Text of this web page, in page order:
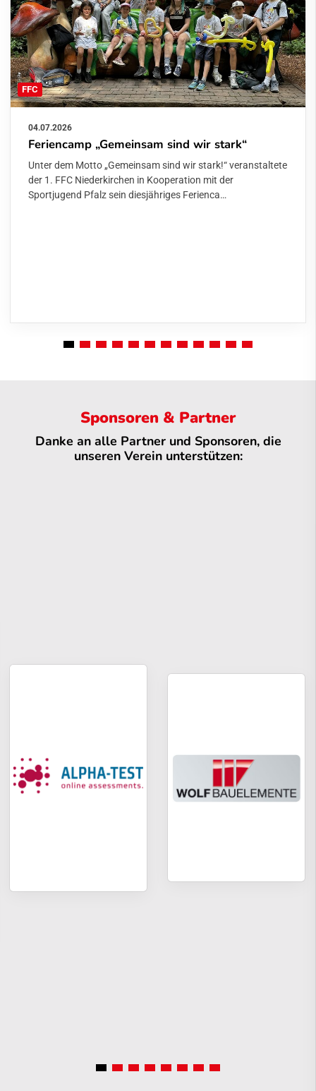
FFC
04.07.2026
Feriencamp „Gemeinsam sind wir stark“
Unter dem Motto „Gemeinsam sind wir stark!“ veranstaltete
der 1. FFC Niederkirchen in Kooperation mit der
Sportjugend Pfalz sein diesjähriges Ferienca…
Sponsoren & Partner
Danke an alle Partner und Sponsoren, die
unseren Verein unterstützen: